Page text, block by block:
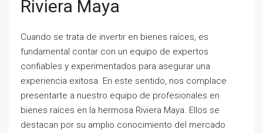
Riviera Maya
Cuando se trata de invertir en bienes raíces, es
fundamental contar con un equipo de expertos
confiables y experimentados para asegurar una
experiencia exitosa. En este sentido, nos complace
presentarte a nuestro equipo de profesionales en
bienes raíces en la hermosa Riviera Maya. Ellos se
destacan por su amplio conocimiento del mercado